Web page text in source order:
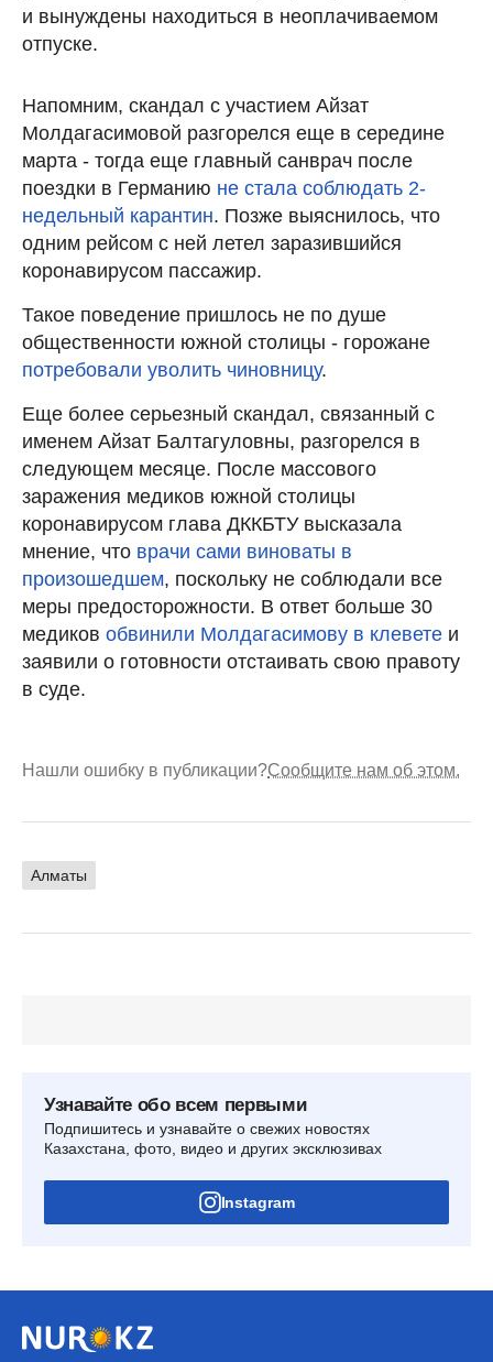
и вынуждены находиться в неоплачиваемом
отпуске.
Напомним, скандал с участием Айзат
Молдагасимовой разгорелся еще в середине
марта - тогда еще главный санврач после
поездки в Германию не стала соблюдать 2-
недельный карантин. Позже выяснилось, что
одним рейсом с ней летел заразившийся
коронавирусом пассажир.
Такое поведение пришлось не по душе
общественности южной столицы - горожане
потребовали уволить чиновницу.
Еще более серьезный скандал, связанный с
именем Айзат Балтагуловны, разгорелся в
следующем месяце. После массового
заражения медиков южной столицы
коронавирусом глава ДККБТУ высказала
мнение, что врачи сами виноваты в
произошедшем, поскольку не соблюдали все
меры предосторожности. В ответ больше 30
медиков обвинили Молдагасимову в клевете и
заявили о готовности отстаивать свою правоту
в суде.
Нашли ошибку в публикации?Сообщите нам об этом.
Алматы
Узнавайте обо всем первыми
Подпишитесь и узнавайте о свежих новостях
Казахстана, фото, видео и других эксклюзивах
Instagram